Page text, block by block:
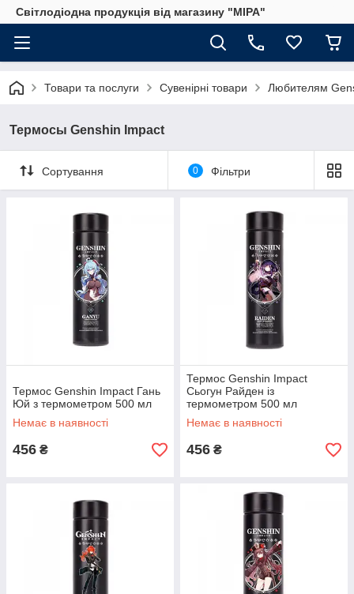
Світлодіодна продукція від магазину "МІРА"
Товари та послуги Сувенірні товари Любителям
Термосы Genshin Impact
Сортування 0 Фільтри
Термос Genshin Impact Гань
Юй з термометром 500 мл
Немає в наявності
456 ₴
Термос Genshin Impact
Сьогун Райден із
термометром 500 мл
Немає в наявності
456 ₴